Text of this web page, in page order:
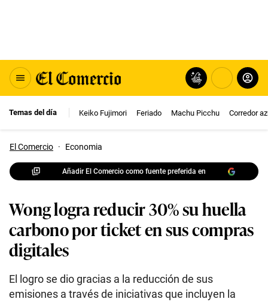
Temas del día Keiko Fujimori Feriado Machu Picchu Corredor
El Comercio · Economia
Añadir El Comercio como fuente preferida en
Wong logra reducir 30% su huella
carbono por ticket en sus compras
digitales
El logro se dio gracias a la reducción de sus
emisiones a través de iniciativas que incluyen la